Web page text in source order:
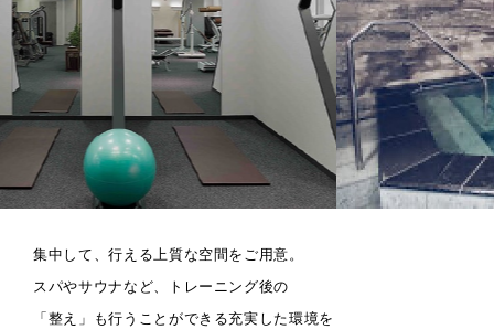
集中して、行える上質な空間をご用意。
スパやサウナなど、トレーニング後の
「整え」も行うことができる充実した環境を